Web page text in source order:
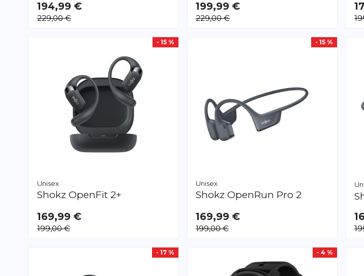
194,99 €
229,00 €
199,99 €
229,00 €
- 15 %
Unisex
Shokz OpenFit 2+
169,99 €
199,00 €
- 15 %
Unisex
Shokz OpenRun Pro 2
169,99 €
199,00 €
- 17 % - 4 %